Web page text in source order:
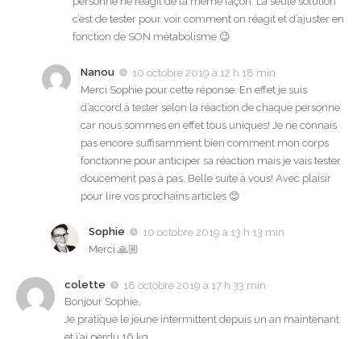
c’est de tester pour voir comment on réagit et d’ajuster en
fonction de SON métabolisme 😉
Nanou
10 octobre 2019 à 12 h 18 min
Merci Sophie pour cette réponse. En effet je suis
d’accord à tester selon la réaction de chaque personne
car nous sommes en effet tous uniques! Je ne connais
pas encore suffisamment bien comment mon corps
fonctionne pour anticiper sa réaction mais je vais tester
doucement pas à pas. Belle suite à vous! Avec plaisir
pour lire vos prochains articles 😊
Sophie
10 octobre 2019 à 13 h 13 min
Merci 🙏🏼
colette
18 octobre 2019 à 17 h 33 min
Bonjour Sophie,
Je pratique le jeune intermittent depuis un an maintenant